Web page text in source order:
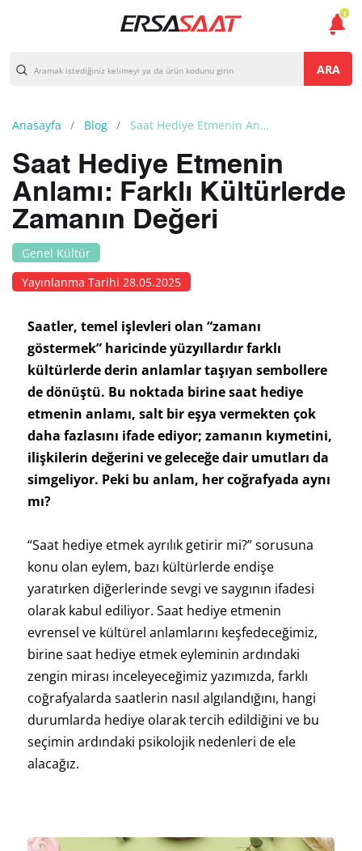
ARA
Anasayfa Blog Saat Hediye Etmenin Anlamı: Farklı Kültürlerde Zamanın Değeri
Yayınlanma Tarihi 28.05.2025
Genel Kültür
Saat Hediye Etmenin
Anlamı: Farklı Kültürlerde
Zamanın Değeri
Saatler, temel işlevleri olan “zamanı
göstermek” haricinde yüzyıllardır farklı
kültürlerde derin anlamlar taşıyan sembollere
de dönüştü. Bu noktada birine saat hediye
etmenin anlamı, salt bir eşya vermekten çok
daha fazlasını ifade ediyor; zamanın kıymetini,
ilişkilerin değerini ve geleceğe dair umutları da
simgeliyor. Peki bu anlam, her coğrafyada aynı
mı?
“Saat hediye etmek ayrılık getirir mi?” sorusuna
konu olan eylem, bazı kültürlerde endişe
yaratırken diğerlerinde sevgi ve saygının ifadesi
olarak kabul ediliyor. Saat hediye etmenin
evrensel ve kültürel anlamlarını keşfedeceğimiz,
birine saat hediye etmek eyleminin ardındaki
zengin mirası inceleyeceğimiz yazımızda, farklı
coğrafyalarda saatlerin nasıl algılandığını, hangi
durumlarda hediye olarak tercih edildiğini ve bu
seçimin ardındaki psikolojik nedenleri de ele
alacağız.
1